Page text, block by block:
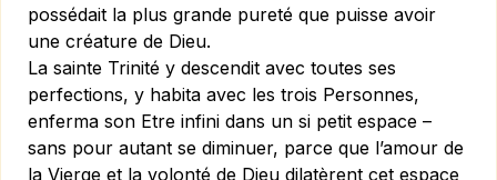
possédait la plus grande pureté que puisse avoir
une créature de Dieu.
La sainte Trinité y descendit avec toutes ses
perfections, y habita avec les trois Personnes,
enferma son Etre infini dans un si petit espace –
sans pour autant se diminuer, parce que l’amour de
la Vierge et la volonté de Dieu dilatèrent cet espace